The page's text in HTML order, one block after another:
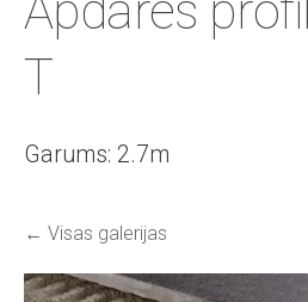
T
Garums: 2.7m
Visas galerijas